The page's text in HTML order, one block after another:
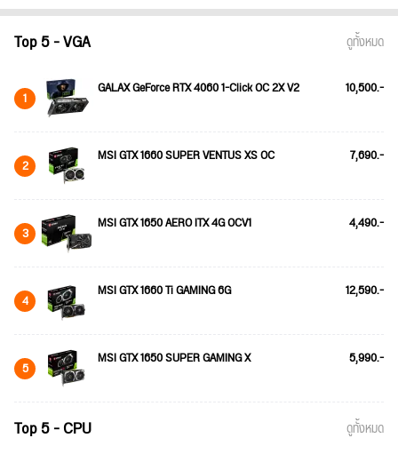
Top 5 - VGA ดูทั้งหมด
1 GALAX GeForce RTX 4060 1-Click OC 2X V2 10,500.-
2 MSI GTX 1660 SUPER VENTUS XS OC 7,690.-
3 MSI GTX 1650 AERO ITX 4G OCV1 4,490.-
4 MSI GTX 1660 Ti GAMING 6G 12,590.-
5 MSI GTX 1650 SUPER GAMING X 5,990.-
Top 5 - CPU ดูทั้งหมด